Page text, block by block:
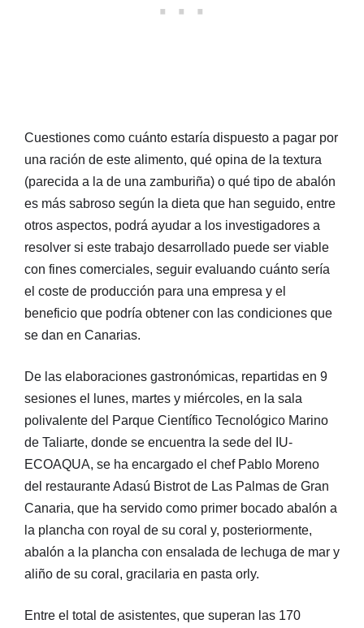
Cuestiones como cuánto estaría dispuesto a pagar por
una ración de este alimento, qué opina de la textura
(parecida a la de una zamburiña) o qué tipo de abalón
es más sabroso según la dieta que han seguido, entre
otros aspectos, podrá ayudar a los investigadores a
resolver si este trabajo desarrollado puede ser viable
con fines comerciales, seguir evaluando cuánto sería
el coste de producción para una empresa y el
beneficio que podría obtener con las condiciones que
se dan en Canarias.
De las elaboraciones gastronómicas, repartidas en 9
sesiones el lunes, martes y miércoles, en la sala
polivalente del Parque Científico Tecnológico Marino
de Taliarte, donde se encuentra la sede del IU-
ECOAQUA, se ha encargado el chef Pablo Moreno
del restaurante Adasú Bistrot de Las Palmas de Gran
Canaria, que ha servido como primer bocado abalón a
la plancha con royal de su coral y, posteriormente,
abalón a la plancha con ensalada de lechuga de mar y
aliño de su coral, gracilaria en pasta orly.
Entre el total de asistentes, que superan las 170